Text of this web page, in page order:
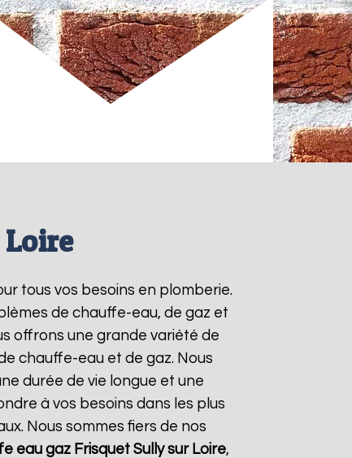
tous vos besoins en plomberie.
de chauffe-eau, de gaz et
offrons une grande variété de
chauffe-eau et de gaz. Nous
durée de vie longue et une
à vos besoins dans les plus
Nous sommes fiers de nos
eau gaz Frisquet Sully sur Loire,